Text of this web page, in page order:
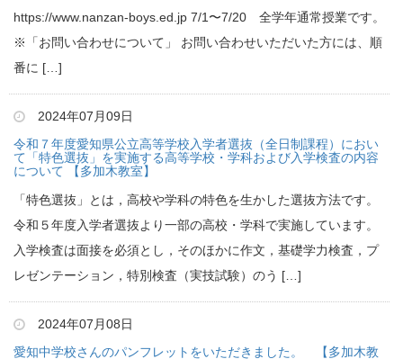
https://www.nanzan-boys.ed.jp 7/1〜7/20 全学年通常授業です。
※「お問い合わせについて」 お問い合わせいただいた方には、順
番に […]
2024年07月09日
令和７年度愛知県公立高等学校入学者選抜（全日制課程）におい
て「特色選抜」を実施する高等学校・学科および入学検査の内容
について 【多加木教室】
「特色選抜」とは，高校や学科の特色を生かした選抜方法です。
令和５年度入学者選抜より一部の高校・学科で実施しています。
入学検査は面接を必須とし，そのほかに作文，基礎学力検査，プ
レゼンテーション，特別検査（実技試験）のう […]
2024年07月08日
愛知中学校さんのパンフレットをいただきました。 【多加木教